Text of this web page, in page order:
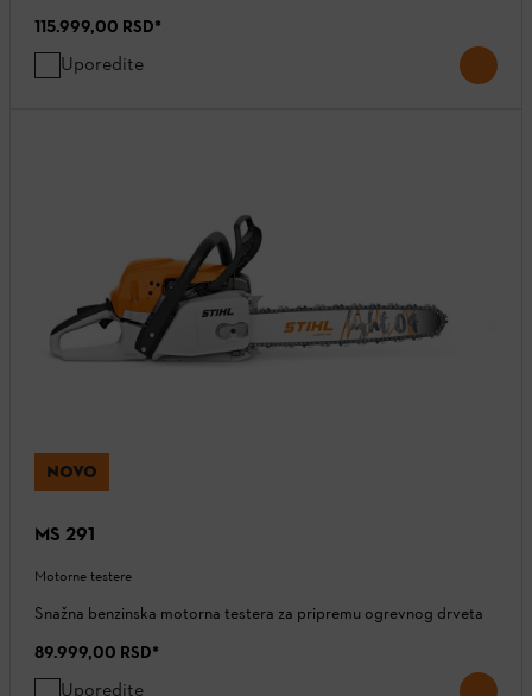
115.999,00 RSD*
Uporedite
NOVO
MS 291
Motorne testere
Snažna benzinska motorna testera za pripremu ogrevnog drveta
89.999,00 RSD*
Uporedite